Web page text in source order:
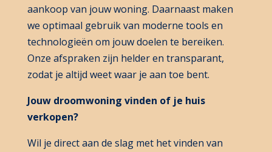
aankoop van jouw woning. Daarnaast maken
we optimaal gebruik van moderne tools en
technologieën om jouw doelen te bereiken.
Onze afspraken zijn helder en transparant,
zodat je altijd weet waar je aan toe bent.
Jouw droomwoning vinden of je huis
verkopen?
Wil je direct aan de slag met het vinden van